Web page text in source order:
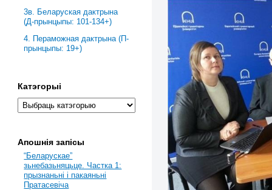
3в. Беларуская дактрына
(Д-прынцыпы: 101-134+)
4. Пераможная дактрына (П-
прынцыпы: 19+)
Катэгорыі
Апошнія запісы
“Беларускае”
зьнебазьняцьце. Частка 1:
прызнаньні і пакаяньні
Пратасевіча